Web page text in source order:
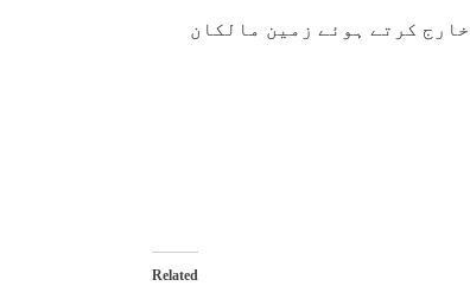
کرتے ہوئے زمین مالکان
Related